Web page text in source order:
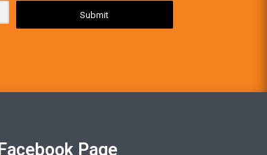
Submit
Facebook Page